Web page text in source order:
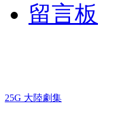
留言板
25G 大陸劇集